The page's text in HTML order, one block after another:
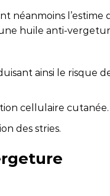
néanmoins l’estime
une huile anti-
ainsi le risque
cellulaire cutanée.
des stries.